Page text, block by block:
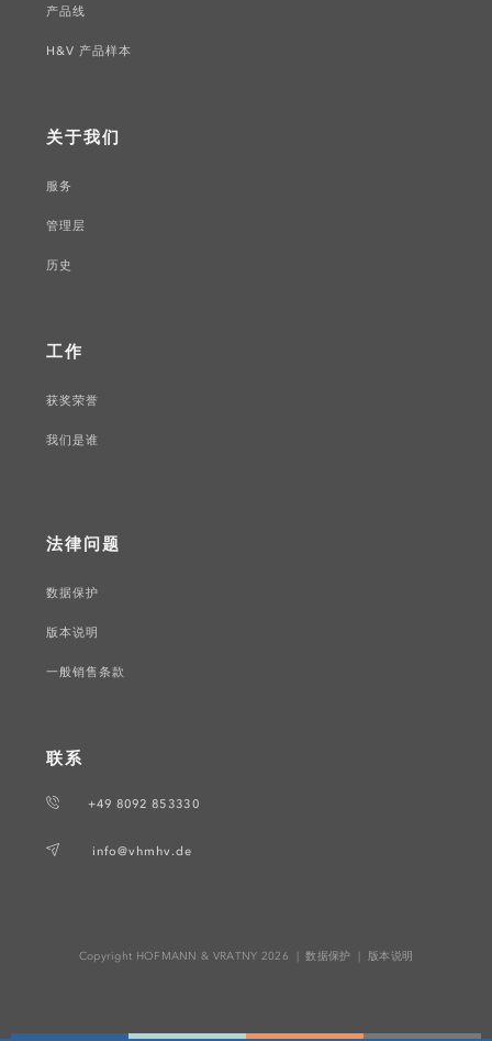
产品线
H&V 产品样本
关于我们
服务
管理层
历史
工作
获奖荣誉
我们是谁
法律问题
数据保护
版本说明
一般销售条款
联系
+49 8092 853330
info@vhmhv.de
Copyright HOFMANN & VRATNY 2026 |数据保护 版本说明